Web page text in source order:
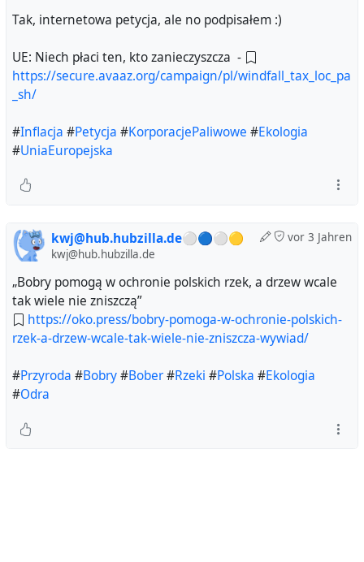
Tak, internetowa petycja, ale no podpisałem :)
UE: Niech płaci ten, kto zanieczyszcza -
https://secure.avaaz.org/campaign/pl/windfall_tax_loc_pa
_sh/
#Inflacja #Petycja #KorporacjePaliwowe #Ekologia
#UniaEuropejska
vor 3 Jahren
kwj@hub.hubzilla.de⚪🔵⚪🟡
kwj@hub.hubzilla.de
„Bobry pomogą w ochronie polskich rzek, a drzew wcale
tak wiele nie zniszczą”
https://oko.press/bobry-pomoga-w-ochronie-polskich-
rzek-a-drzew-wcale-tak-wiele-nie-zniszcza-wywiad/
#Przyroda #Bobry#Bober#Rzeki #Polska #Ekologia
#Odra